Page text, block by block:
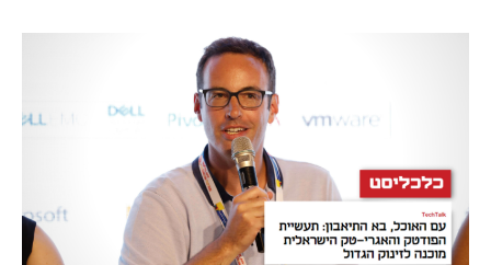
עולמית
בפודטק
ואגרי-טק"